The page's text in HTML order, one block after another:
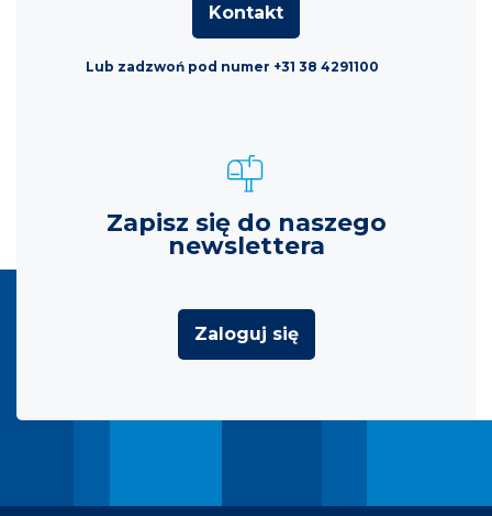
Kontakt
Lub zadzwoń pod numer +31 38 4291100
Zapisz się do naszego
newslettera
Zaloguj się